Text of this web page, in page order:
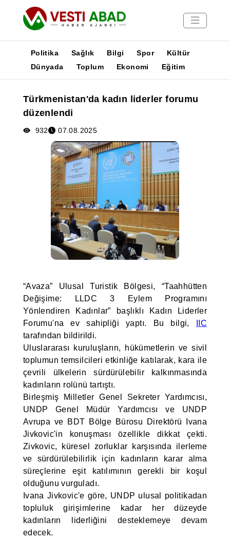
Yayınlar
Medya
Poster
Politika Sağlık Bilgi Spor
Kültür
Dünyada
Toplum Ekonomi Eğitim
Türkmenistan'da kadın liderler forumu
düzenlendi
932 07.08.2025
“Avaza” Ulusal Turistik Bölgesi, “Taahhütten
Değişime: LLDC 3 Eylem Programını
Yönlendiren Kadınlar” başlıklı Kadın Liderler
Forumu'na ev sahipliği yaptı. Bu bilgi,
IIC
tarafından bildirildi.
Uluslararası kuruluşların, hükümetlerin ve sivil
toplumun temsilcileri etkinliğe katılarak, kara ile
çevrili ülkelerin sürdürülebilir kalkınmasında
kadınların rolünü tartıştı.
Birleşmiş Milletler Genel Sekreter Yardımcısı,
UNDP Genel Müdür Yardımcısı ve UNDP
Avrupa ve BDT Bölge Bürosu Direktörü Ivana
Jivkovic'in konuşması özellikle dikkat çekti.
Zivkovic, küresel zorluklar karşısında ilerleme
ve sürdürülebilirlik için kadınların karar alma
süreçlerine eşit katılımının gerekli bir koşul
olduğunu vurguladı.
Ivana Jivkovic'e göre, UNDP ulusal politikadan
topluluk girişimlerine kadar her düzeyde
kadınların liderliğini desteklemeye devam
edecek.